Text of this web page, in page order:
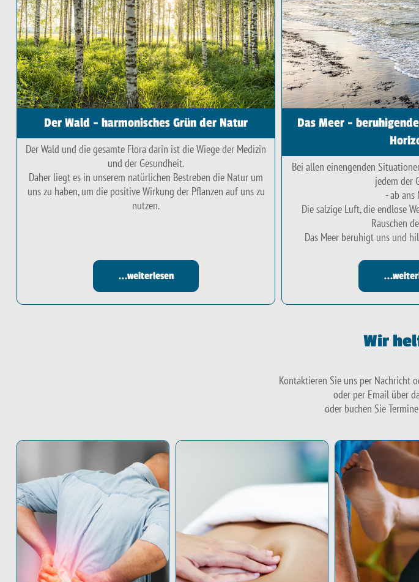
Der Wald - harmonisches Grün der Natur
Der Wald und die gesamte Flora darin ist die Wiege der Medizin
und der Gesundheit.
Daher liegt es in unserem natürlichen Bestreben die Natur um
uns zu haben, um die positive Wirkung der Pflanzen auf uns zu
nutzen.
...weiterlesen
Das Meer -
Bei allen einengenden
jedem der
- ab ans
Die salzige Luft, die endlose
Rauschen
Das Meer beruhigt uns und
Wir
Kontaktieren Sie uns per Nachricht
oder per Email über
oder buchen Sie